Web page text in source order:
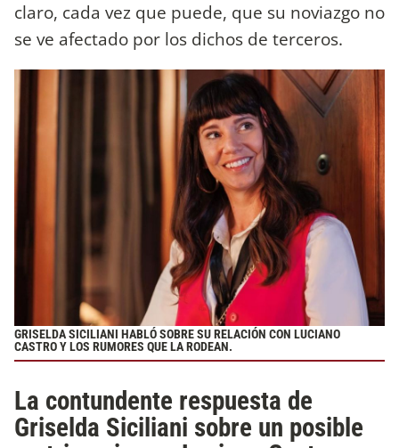
claro, cada vez que puede, que su noviazgo no
se ve afectado por los dichos de terceros.
GRISELDA SICILIANI HABLÓ SOBRE SU RELACIÓN CON LUCIANO
CASTRO Y LOS RUMORES QUE LA RODEAN.
La contundente respuesta de
Griselda Siciliani sobre un posible